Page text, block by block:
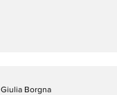
Giulia Borgna